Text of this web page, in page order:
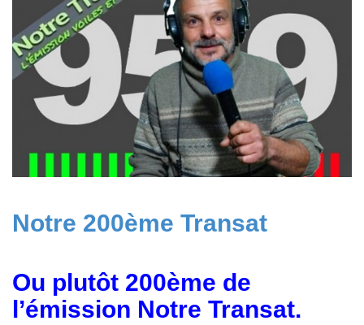
Notre 200ème Transat
Ou plutôt 200ème de
l’émission Notre Transat.